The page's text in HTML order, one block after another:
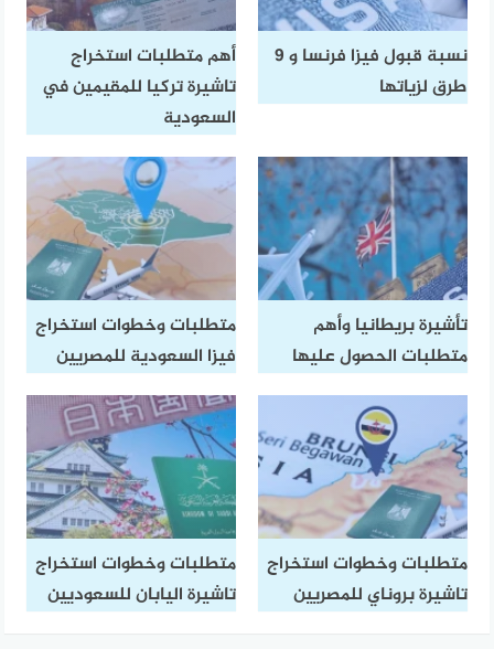
نسبة قبول فيزا فرنسا و 9
طرق لزياتها
أهم متطلبات استخراج
تاشيرة تركيا للمقيمين في
السعودية
تأشيرة بريطانيا وأهم
متطلبات الحصول عليها
متطلبات وخطوات استخراج
فيزا السعودية للمصريين
متطلبات وخطوات استخراج
تاشيرة بروناي للمصريين
متطلبات وخطوات استخراج
تاشيرة اليابان للسعوديين